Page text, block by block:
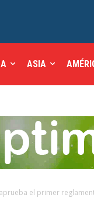
ASIA
el primer